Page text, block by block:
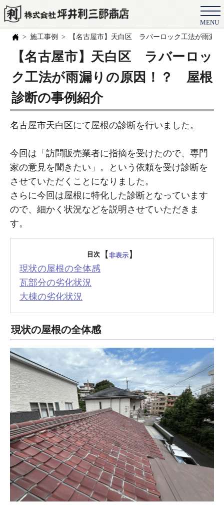
会社概要
選ばれる理由
施工事例
お客様の声
スタッフ
ブログ
よくある質問
豆知識
MENU
施工事例 【名古屋市】天白区 ラバーロック工法が雨漏
【名古屋市】天白区 ラバーロッ
ク工法が雨漏りの原因！？ 屋根
診断の事例紹介
名古屋市天白区にて屋根の診断を行いました。
今回は「訪問販売業者に指摘を受けたので、専門
家の意見を聞きたい」。という依頼を受け診断を
させていただくことになりました。
さらに今回は屋根に特化した診断となっています
ので、細かく状況などを説明させていただきま
す。
目次【 非表示】
現状の屋根の全体感
瓦部分の劣化状況
大棟の劣化状況
現状の屋根の全体感